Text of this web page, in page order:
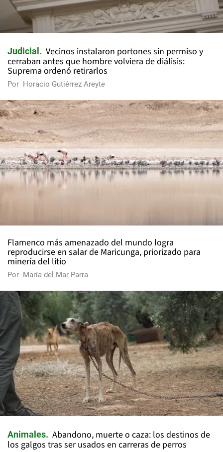
Judicial
Vecinos instalaron portones sin permiso y
cerraban antes que hombre volviera de diálisis:
Suprema ordenó retirarlos
Por Horacio Gutiérrez Areyte
Flamenco más amenazado del mundo logra
reproducirse en salar de Maricunga, priorizado para
minería del litio
Por María del Mar Parra
Animales
Abandono, muerte o caza: los destinos de
los galgos tras ser usados en carreras de perros